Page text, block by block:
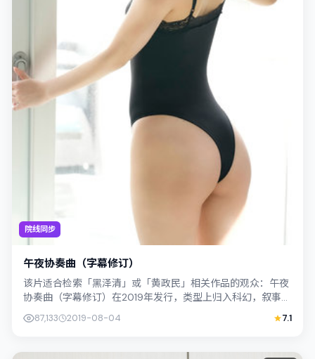
院线同步
午夜协奏曲（字幕修订）
该片适合检索「黑泽清」或「黄政民」相关作品的观众：午夜
协奏曲（字幕修订）在2019年发行，类型上归入科幻，叙事焦
点落在家庭与社会的交错地带；配角...
87,133 2019-08-04 7.1